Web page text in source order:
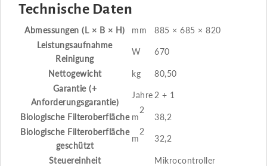
Technische Daten
Abmessungen (L × B × H) mm
885 × 685 × 820
Leistungsaufnahme
Reinigung
W 670
Nettogewicht kg
80,50
Garantie (+
Anforderungsgarantie)
Jahre 2 + 1
Biologische Filteroberfläche m
2
38,2
Biologische Filteroberfläche
geschützt
m
2
32,2
Steuereinheit
Mikrocontroller